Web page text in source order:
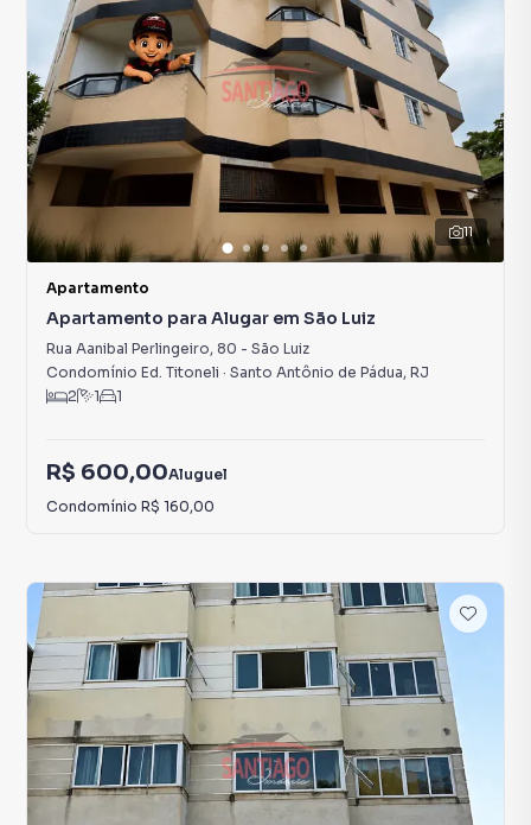
11
Apartamento
Apartamento para Alugar em São Luiz
Rua Aanibal Perlingeiro, 80 - São Luiz
Condomínio Ed. Titoneli · Santo Antônio de Pádua, RJ
2
1 1
R$ 600,00Aluguel
Condomínio R$ 160,00